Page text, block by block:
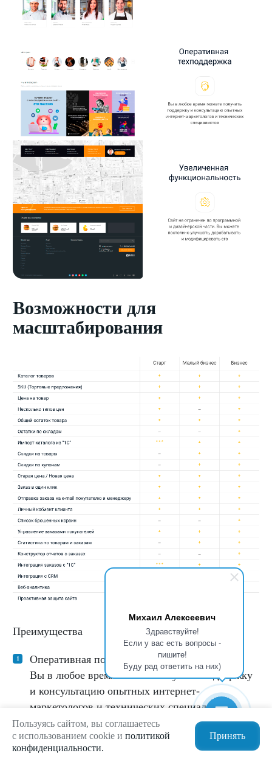
Михаил Алексеевич
Здравствуйте!
Если у вас есть вопросы -
пишите!
Буду рад ответить на них)
Возможности для
масштабирования
Преимущества
Оперативная поддержка
Вы в любое время можете получить поддержку
и консультацию опытных интернет-
маркетологов и технических специалистов.
Профессиональный функционал
Весь необходимый современному интернет-
Пользуясь сайтом, вы соглашаетесь
с использованием cookie и политикой
конфиденциальности.
Принять